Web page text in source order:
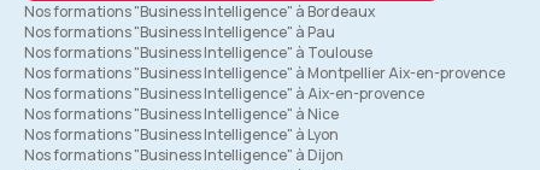
Nos formations "Business Intelligence" à Bordeaux
Nos formations "Business Intelligence" à Pau
Nos formations "Business Intelligence" à Toulouse
Nos formations "Business Intelligence" à Montpellier Aix-en-provence
Nos formations "Business Intelligence" à Aix-en-provence
Nos formations "Business Intelligence" à Nice
Nos formations "Business Intelligence" à Lyon
Nos formations "Business Intelligence" à Dijon